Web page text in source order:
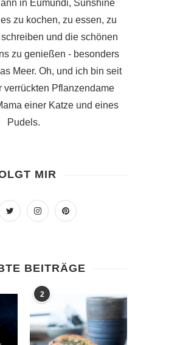
in Eumundi, Sunshine
zu kochen, zu essen, zu
und die schönen
zu genießen - besonders
Meer. Oh, und ich bin seit
verrückten Pflanzendame
einer Katze und eines
Pudels.
MIR
BEITRÄGE
2